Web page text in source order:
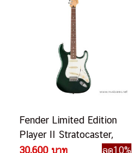
Fender Limited Edition
Player II Stratocaster,
British Racing Green
30,600 บาท ลด10%